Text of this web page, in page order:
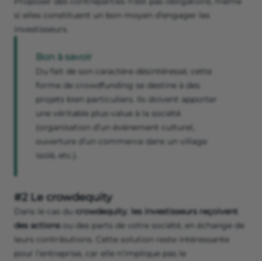
si elles constituent un bon moyen d’engager les
investisseurs.
Bon à savoir
Du fait de son caractère désintéressé, cette
forme de crowdfunding se destine à des
projets bien particuliers. Ils doivent apporter
une véritable plus-value à la société
(organisation d’un événement culturel,
ouverture d’un commerce dans un village
isolé, etc.).
#2 Le crowdequity
Dans le cas du crowdequity les investisseurs reçoivent
des actions ou des parts de votre société, en échange de
leurs contributions. Cette solution reste intéressante
pour l’entreprise, car elle n’implique pas le